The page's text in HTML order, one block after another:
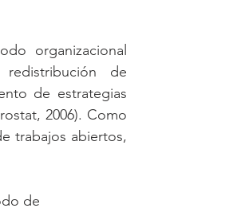
organizacional
de
de estrategias
2006). Como
trabajos abiertos,
de